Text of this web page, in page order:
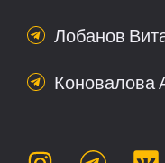
Лобанов
Коновалова